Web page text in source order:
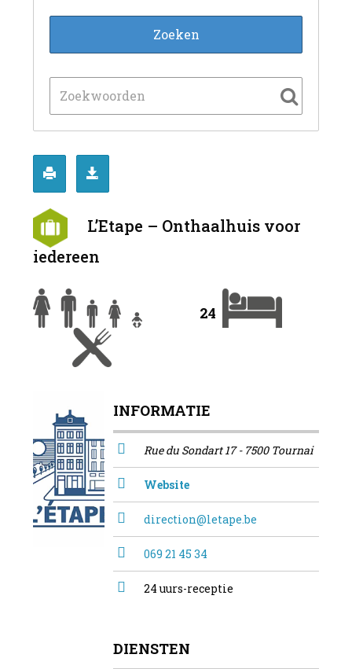
L’Etape – Onthaalhuis voor
iedereen
24
INFORMATIE
Rue du Sondart 17 - 7500 Tournai
Website
direction@letape.be
069 21 45 34
24 uurs-receptie
DIENSTEN